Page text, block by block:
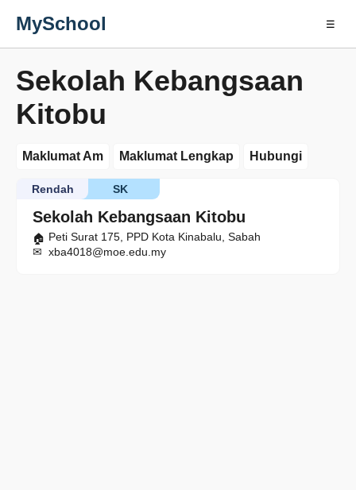
MySchool ☰
Sekolah Kebangsaan
Kitobu
Maklumat Am Maklumat Lengkap Hubungi
Sekolah Kebangsaan Kitobu
SK
Rendah
Peti Surat 175, PPD Kota Kinabalu, Sabah
xba4018@moe.edu.my